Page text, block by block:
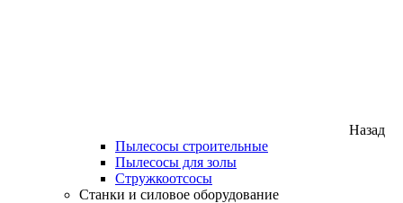
Назад
Пылесосы строительные
Пылесосы для золы
Стружкоотсосы
Станки и силовое оборудование